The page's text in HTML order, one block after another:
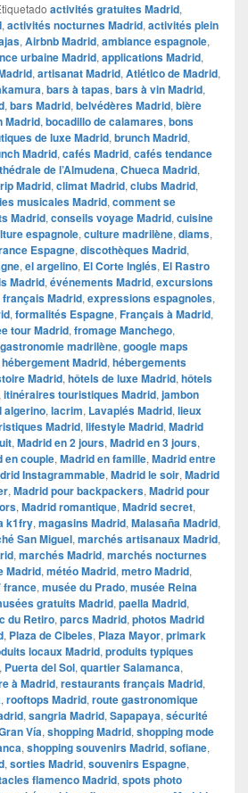
activités gratuites Madrid,
, activités nocturnes Madrid, activités plein
, Airbnb Madrid, ambiance espagnole,
urbaine Madrid, applications Madrid,
, artisanat Madrid, Atlético de Madrid,
, bars à tapas, bars à vin Madrid,
, bars Madrid, belvédères Madrid, bière
Madrid, bocadillo de calamares, bons
de luxe Madrid, brunch Madrid,
Madrid, cafés Madrid, cafés tendance
de l’Almudena, Chueca Madrid,
Madrid, climat Madrid, clubs Madrid,
musicales Madrid, comment se
Madrid, conseils voyage Madrid, cuisine
espagnole, culture madrilène, diams,
Espagne, discothèques Madrid,
, el argelino, El Corte Inglés, El Rastro
Madrid, événements Madrid, excursions
Madrid, expressions espagnoles,
, formalités Espagne, Français à Madrid,
tour Madrid, fromage Manchego,
gastronomie madrilène, google maps
hébergement Madrid, hébergements
Madrid, hôtels de luxe Madrid, hôtels
itinéraires touristiques Madrid, jambon
l algerino, lacrim, Lavapiés Madrid, lieux
Madrid, lifestyle Madrid, Madrid
, Madrid en 2 jours, Madrid en 3 jours,
en couple, Madrid en famille, Madrid entre
Instagrammable, Madrid le soir, Madrid
, Madrid pour backpackers, Madrid pour
, Madrid romantique, Madrid secret,
k1fry, magasins Madrid, Malasaña Madrid,
San Miguel, marchés artisanaux Madrid,
, marchés Madrid, marchés nocturnes
Madrid, météo Madrid, metro Madrid,
france, musée du Prado, musée Reina
gratuits Madrid, paella Madrid,
du Retiro, parcs Madrid, photos Madrid
, Plaza de Cibeles, Plaza Mayor, primark
locaux Madrid, produits typiques
, Puerta del Sol, quartier Salamanca,
à Madrid, restaurants français Madrid,
, rooftops Madrid, route gastronomique
, sangria Madrid, Sapapaya, sécurité
Vía, shopping Madrid, shopping mode
, shopping souvenirs Madrid, sofiane,
, sorties Madrid, souvenirs Espagne,
flamenco Madrid, spots photo